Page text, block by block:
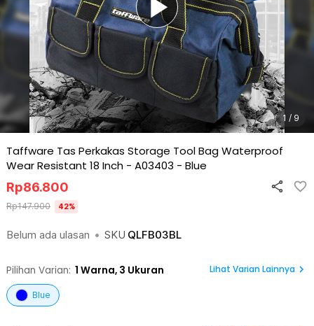
1 / 9
Taffware Tas Perkakas Storage Tool Bag Waterproof
Wear Resistant 18 Inch - A03403 - Blue
Belum ada ulasan • SKU QLFB03BL
Rp86.800
Rp147.900 42%
Pilihan Varian: 1 Warna, 3 Ukuran Lihat Varian Lainnya
Blue